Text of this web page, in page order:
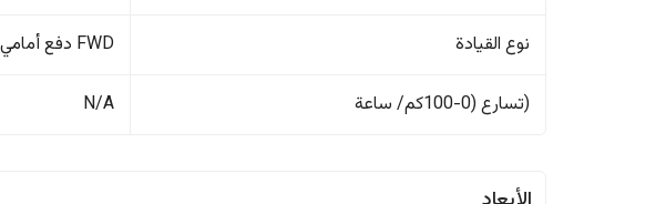
نوع القيادة FWD دفع أمامي
(تسارع (0-100كم/ ساعة N/A